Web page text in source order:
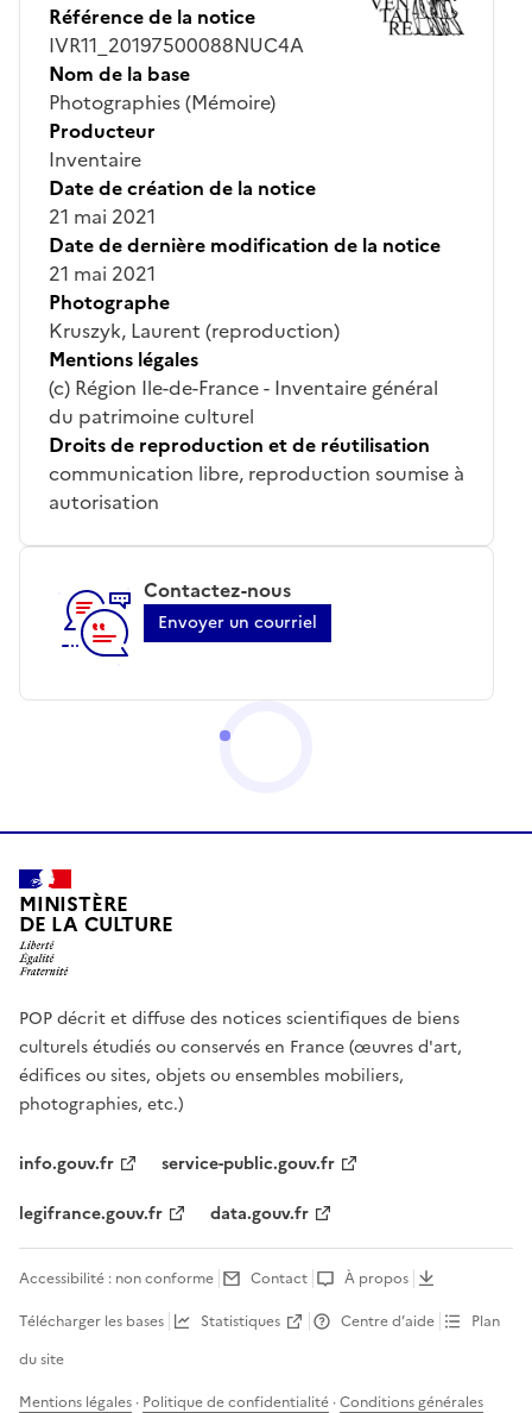
Référence de la notice
IVR11_20197500088NUC4A
Nom de la base
Photographies (Mémoire)
Producteur
Inventaire
Date de création de la notice
21 mai 2021
Date de dernière modification de la notice
21 mai 2021
Photographe
Kruszyk, Laurent (reproduction)
Mentions légales
(c) Région Ile-de-France - Inventaire général
du patrimoine culturel
Droits de reproduction et de réutilisation
communication libre, reproduction soumise à
autorisation
Contactez-nous
Envoyer un courriel
MINISTÈRE
DE LA CULTURE
POP décrit et diffuse des notices scientifiques de biens
culturels étudiés ou conservés en France (œuvres d'art,
édifices ou sites, objets ou ensembles mobiliers,
photographies, etc.)
info.gouv.fr
service-public.gouv.fr
legifrance.gouv.fr
data.gouv.fr
Accessibilité : non conforme Contact
À propos
Télécharger les bases
Statistiques Centre d’aide
Plan
du site
Mentions légales · Politique de confidentialité ·Conditions générales